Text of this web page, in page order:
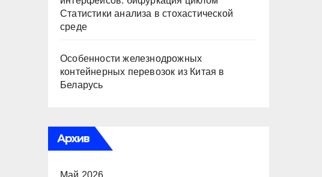
Статистики анализа в стохастической
среде
Особенности железнодрожных
контейнерных перевозок из Китая в
Беларусь
Архив
Май 2026